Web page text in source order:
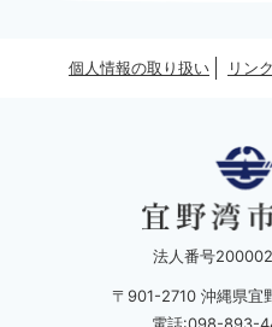
個人情報の取り扱い リンク
法人番号
〒901-2710 沖縄県宜